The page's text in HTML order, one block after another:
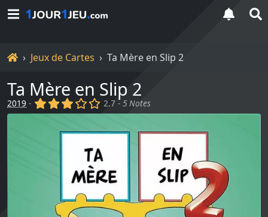
Accueil
Jeux de Cartes Ta Mère en Slip 2
Ta Mère en Slip 2
2019 - (x) (x) (x) () ()
2.7 -5 Notes